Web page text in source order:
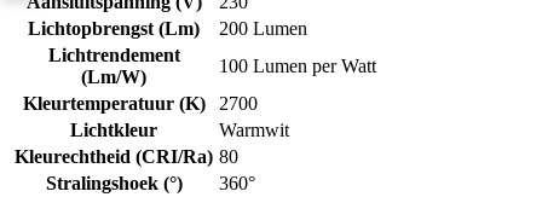
Lichtopbrengst (Lm)
200 Lumen
Lichtrendement
(Lm/W)
100 Lumen per Watt
Kleurtemperatuur (K)
2700
Lichtkleur
Warmwit
Kleurechtheid (CRI/Ra) 80
Stralingshoek (°)
360°